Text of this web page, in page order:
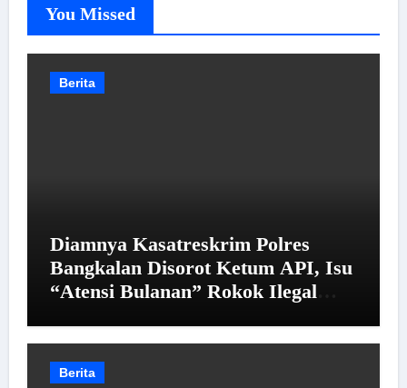
You Missed
Berita
Diamnya Kasatreskrim Polres
Bangkalan Disorot Ketum API, Isu
“Atensi Bulanan” Rokok Ilegal
Berita